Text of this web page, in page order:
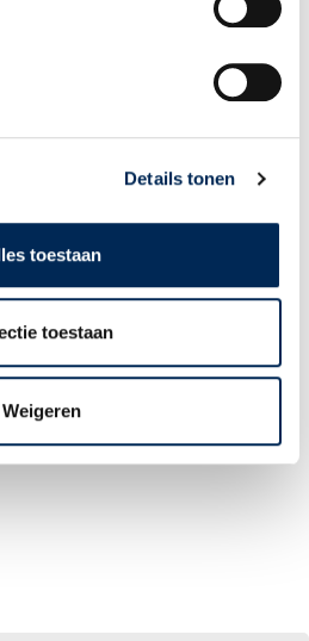
Details tonen
toestaan
toestaan
Weigeren